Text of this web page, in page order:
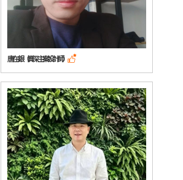
唐在銀（資深主案設計師） 